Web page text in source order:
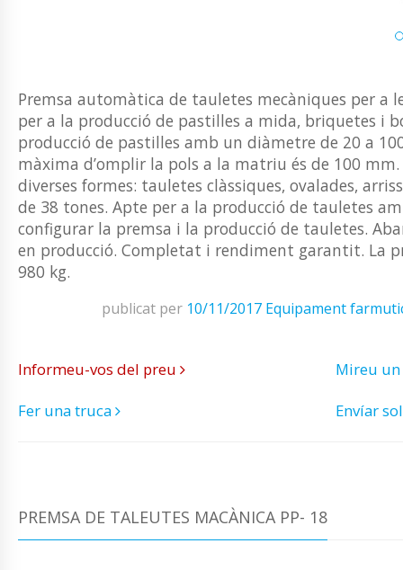
Premsa automàtica de tauletes mecàniques per a
per a la producció de pastilles a mida, briquetes i
producció de pastilles amb un diàmetre de 20 a
màxima d’omplir la pols a la matriu és de 100
diverses formes: tauletes clàssiques, ovalades,
de 38 tones. Apte per a la producció de tauletes
configurar la premsa i la producció de tauletes.
en producció. Completat i rendiment garantit. La
980 kg.
publicat per 10/11/2017 Equipament
Informeu-vos del preu
Mireu
Fer una truca
Envíar
PREMSA DE TALEUTES MACÀNICA PP- 18